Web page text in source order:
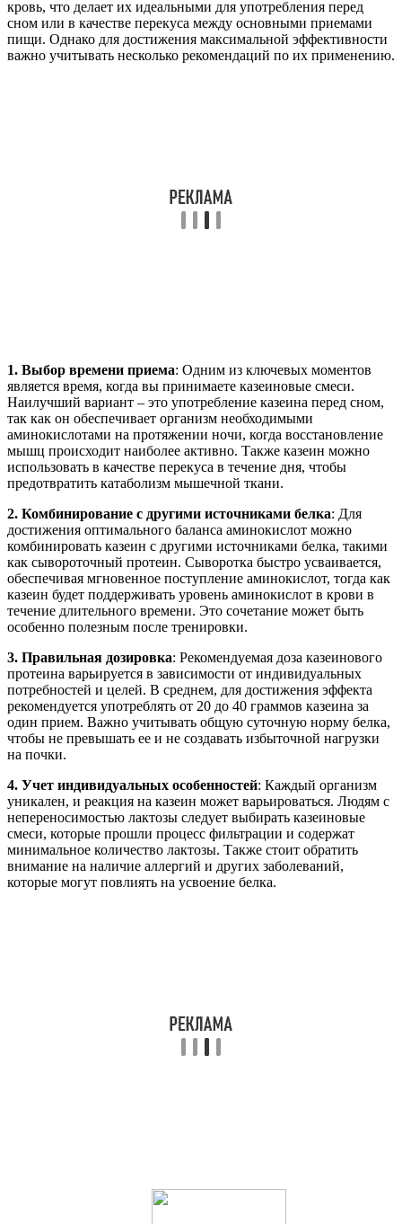
кровь, что делает их идеальными для употребления перед
сном или в качестве перекуса между основными приемами
пищи. Однако для достижения максимальной эффективности
важно учитывать несколько рекомендаций по их применению.
1. Выбор времени приема: Одним из ключевых моментов
является время, когда вы принимаете казеиновые смеси.
Наилучший вариант – это употребление казеина перед сном,
так как он обеспечивает организм необходимыми
аминокислотами на протяжении ночи, когда восстановление
мышц происходит наиболее активно. Также казеин можно
использовать в качестве перекуса в течение дня, чтобы
предотвратить катаболизм мышечной ткани.
2. Комбинирование с другими источниками белка: Для
достижения оптимального баланса аминокислот можно
комбинировать казеин с другими источниками белка, такими
как сывороточный протеин. Сыворотка быстро усваивается,
обеспечивая мгновенное поступление аминокислот, тогда как
казеин будет поддерживать уровень аминокислот в крови в
течение длительного времени. Это сочетание может быть
особенно полезным после тренировки.
3. Правильная дозировка: Рекомендуемая доза казеинового
протеина варьируется в зависимости от индивидуальных
потребностей и целей. В среднем, для достижения эффекта
рекомендуется употреблять от 20 до 40 граммов казеина за
один прием. Важно учитывать общую суточную норму белка,
чтобы не превышать ее и не создавать избыточной нагрузки
на почки.
4. Учет индивидуальных особенностей: Каждый организм
уникален, и реакция на казеин может варьироваться. Людям с
непереносимостью лактозы следует выбирать казеиновые
смеси, которые прошли процесс фильтрации и содержат
минимальное количество лактозы. Также стоит обратить
внимание на наличие аллергий и других заболеваний,
которые могут повлиять на усвоение белка.